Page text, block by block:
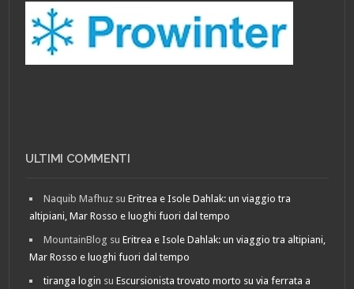
ULTIMI COMMENTI
Naquib Mafhuz suEritrea e Isole Dahlak: un viaggio tra
altipiani, Mar Rosso e luoghi fuori dal tempo
MountainBlog suEritrea e Isole Dahlak: un viaggio tra altipiani,
Mar Rosso e luoghi fuori dal tempo
tiranga login suEscursionista trovato morto su via ferrata a